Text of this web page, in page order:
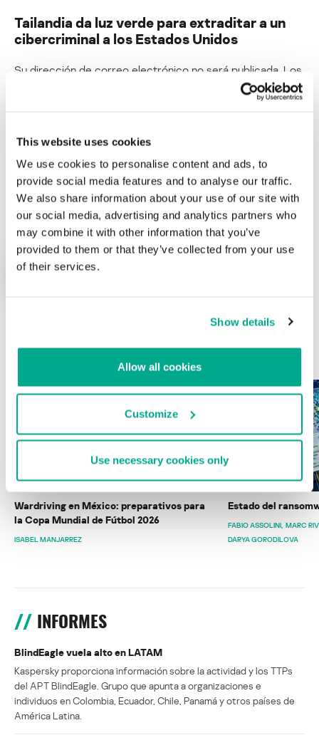
This website uses cookies
We use cookies to personalise content and ads, to
provide social media features and to analyse our traffic.
We also share information about your use of our site with
our social media, advertising and analytics partners who
may combine it with other information that you’ve
provided to them or that they’ve collected from your use
of their services.
Show details
Allow all cookies
Customize
Use necessary cookies only
Tailandia da luz verde para extraditar a un
cibercriminal a los Estados Unidos
Su dirección de correo electrónico no será publicada. Los
Nombre* Correo electrónico *
ÚLTIMAS PUBLICACIONES
Wardriving en México: preparativos para
la Copa Mundial de Fútbol 2026
ISABEL MANJARREZ
Estado del
FABIO ASSOLINI MARC
DARYA GORODILOVA
INFORMES
BlindEagle vuela alto en LATAM
Kaspersky proporciona información sobre la actividad y los TTPs
del APT BlindEagle. Grupo que apunta a organizaciones e
individuos en Colombia, Ecuador, Chile, Panamá y otros países de
América Latina.